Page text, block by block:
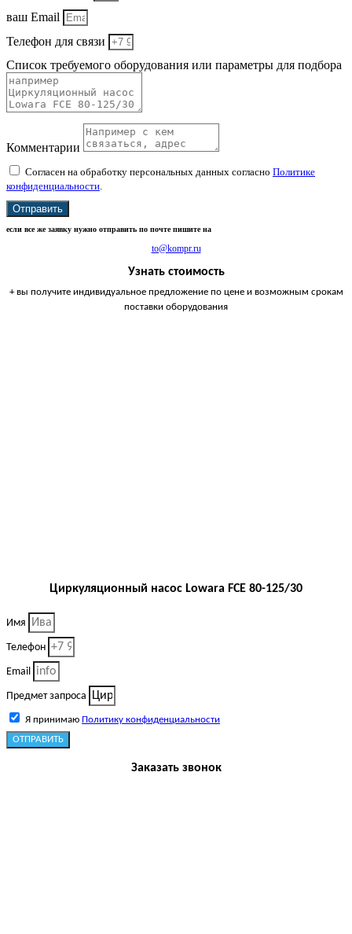
ваш Email
Телефон для связи
Список требуемого оборудования или параметры для подбора
Комментарии
Согласен на обработку персональных данных согласно Политике
конфиденциальности
Отправить
если все же заявку нужно отправить по почте пишите на
to@kompr.ru
Узнать стоимость
+ вы получите индивидуальное предложение по цене и возможным срокам
поставки оборудования
Циркуляционный насос Lowara FCE 80-125/30
Имя
Телефон
Email
Предмет запроса
Я принимаю Политику конфиденциальности
ОТПРАВИТЬ
Заказать звонок